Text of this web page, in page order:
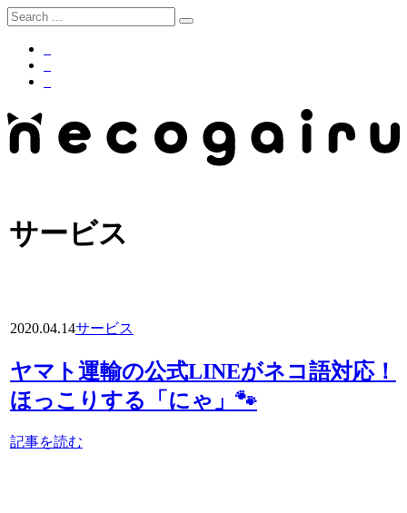
サービス
2020.04.14サービス
ヤマト運輸の公式LINEがネコ語対応！
ほっこりする「にゃ」🐾
記事を読む